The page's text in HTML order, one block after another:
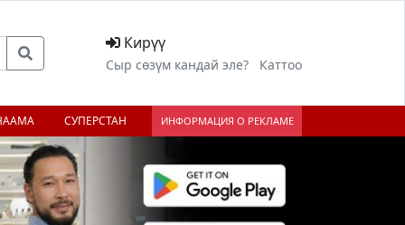
Кирүү
Сыр сөзүм кандай эле? Каттоо
СУПЕРСТАН ИНФОРМАЦИЯ О РЕКЛАМЕ